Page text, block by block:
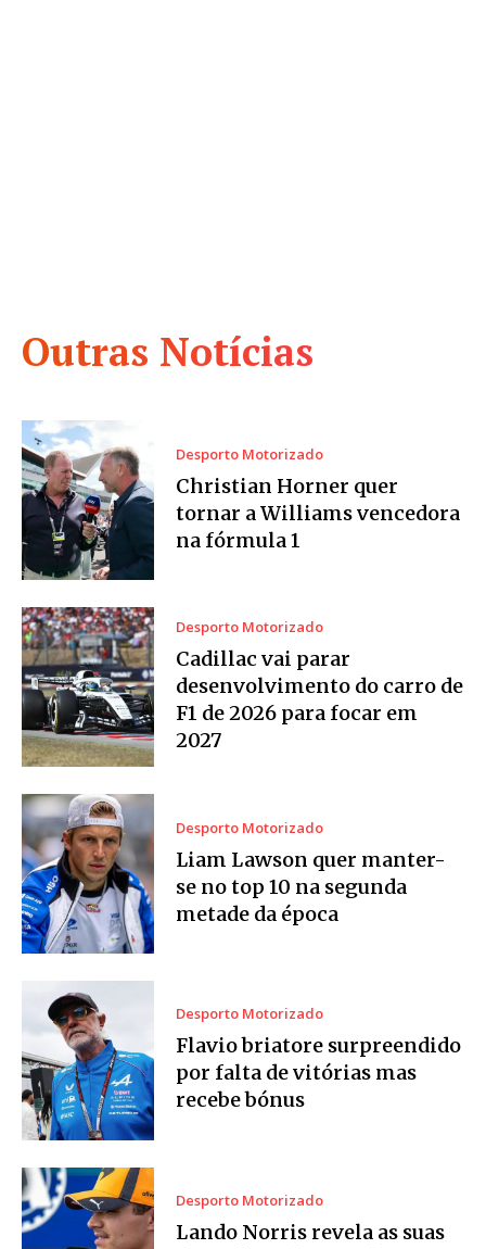
Outras Notícias
Desporto Motorizado
Christian Horner quer
tornar a Williams vencedora
na fórmula 1
Desporto Motorizado
Cadillac vai parar
desenvolvimento do carro de
F1 de 2026 para focar em
2027
Desporto Motorizado
Liam Lawson quer manter-
se no top 10 na segunda
metade da época
Desporto Motorizado
Flavio briatore surpreendido
por falta de vitórias mas
recebe bónus
Desporto Motorizado
Lando Norris revela as suas